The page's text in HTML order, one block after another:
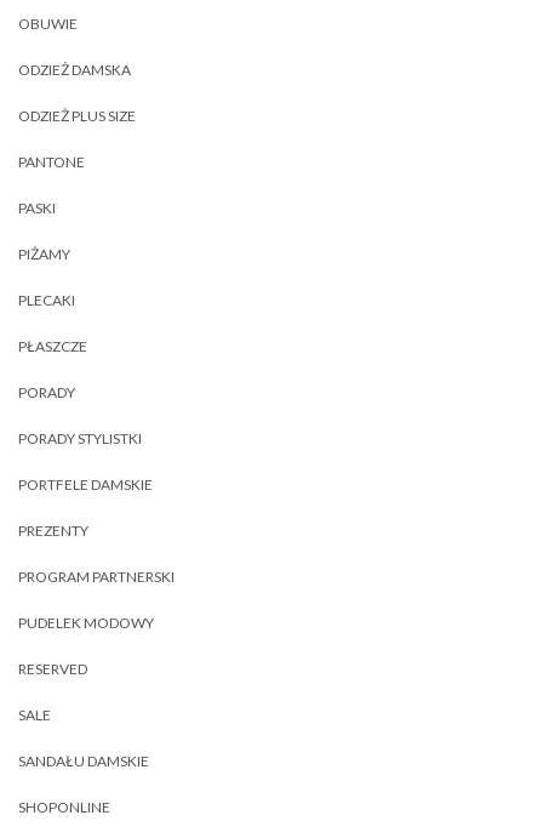
OBUWIE
ODZIEŻ DAMSKA
ODZIEŻ PLUS SIZE
PANTONE
PASKI
PIŻAMY
PLECAKI
PŁASZCZE
PORADY
PORADY STYLISTKI
PORTFELE DAMSKIE
PREZENTY
PROGRAM PARTNERSKI
PUDELEK MODOWY
RESERVED
SALE
SANDAŁU DAMSKIE
SHOPONLINE